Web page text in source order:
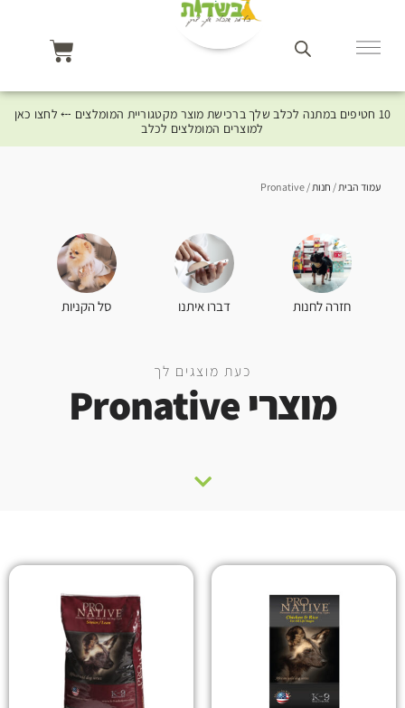
10 חטיפים במתנה לכלב שלך ברכישת מוצר מקטגוריית המומלצים ⤎ לחצו כאן
למוצרים המומלצים לכלב
עמוד הבית / חנות / Pronative
חזרה לחנות דברו איתנו סל הקניות
כעת מוצגים לך
מוצרי Pronative